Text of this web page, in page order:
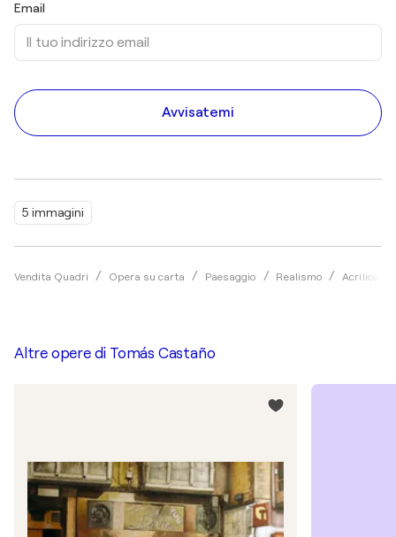
5 immagini
Vendita Quadri Opera su carta Paesaggio Realismo Acrilico
Email
Avvisatemi
Altre opere di Tomás Castaño